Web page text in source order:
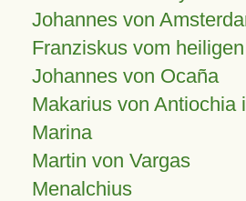
Johannes von
Franziskus vom
Johannes von Ocaña
Makarius von Antiochia
Marina
Martin von Vargas
Menalchius